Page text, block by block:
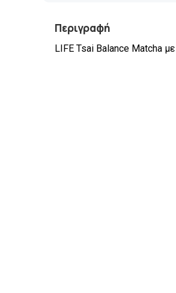
Περιγραφή
LIFE Tsai Balance Matcha